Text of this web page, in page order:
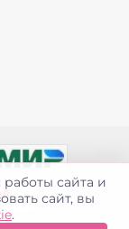
сайта и
сайт, вы
.